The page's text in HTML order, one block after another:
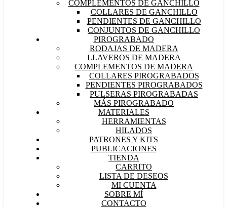
COMPLEMENTOS DE GANCHILLO
COLLARES DE GANCHILLO
PENDIENTES DE GANCHILLO
CONJUNTOS DE GANCHILLO
PIROGRABADO
RODAJAS DE MADERA
LLAVEROS DE MADERA
COMPLEMENTOS DE MADERA
COLLARES PIROGRABADOS
PENDIENTES PIROGRABADOS
PULSERAS PIROGRABADAS
MÁS PIROGRABADO
MATERIALES
HERRAMIENTAS
HILADOS
PATRONES Y KITS
PUBLICACIONES
TIENDA
CARRITO
LISTA DE DESEOS
MI CUENTA
SOBRE MÍ
CONTACTO